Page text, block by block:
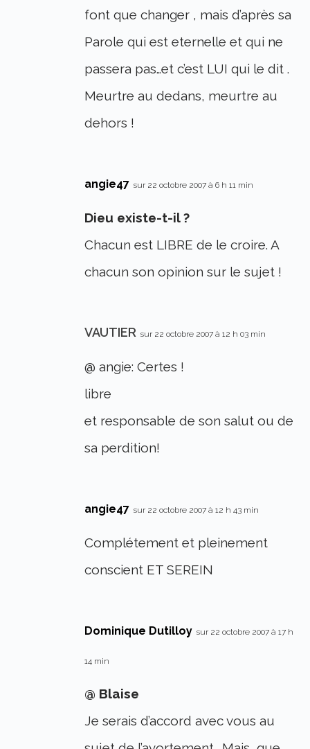
font que changer , mais d’après sa
Parole qui est eternelle et qui ne
passera pas…et c’est LUI qui le dit .
Meurtre au dedans, meurtre au
dehors !
angie47 sur 22 octobre 2007 à 6 h 11 min
Dieu existe-t-il ?
Chacun est LIBRE de le croire. A
chacun son opinion sur le sujet !
VAUTIER sur 22 octobre 2007 à 12 h 03 min
@ angie: Certes !
libre
et responsable de son salut ou de
sa perdition!
angie47 sur 22 octobre 2007 à 12 h 43 min
Complétement et pleinement
conscient ET SEREIN
Dominique Dutilloy sur 22 octobre 2007 à 17 h
14 min
@ Blaise
Je serais d’accord avec vous au